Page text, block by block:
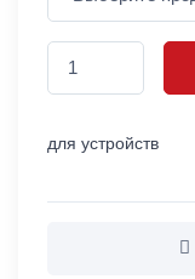
для устройств